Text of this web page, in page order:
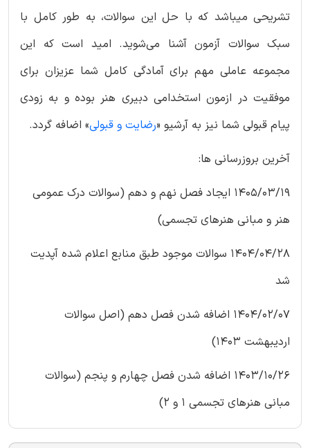
تشریحی میباشد که با حل این سوالات، به طور کامل با
سبک سوالات آزمون آشنا می‌شوید. امید است که این
مجموعه عاملی مهم برای آمادگی کامل شما عزیزان برای
موفقیت در ازمون استخدامی دبیری هنر بوده و به زودی
پیام قبولی شما نیز به آرشیو «رضایت و قبولی» اضافه گردد.
آخرین بروزرسانی ها:
1405/03/19 ایجاد فصل نهم و دهم (سوالات درک عمومی
هنر و مبانی هنرهای تجسمی)
1404/04/28 سوالات موجود طبق منابع اعلام شده آپدیت
شد
1404/02/07 اضافه شدن فصل دهم (اصل سوالات
اردیبهشت 1403)
1403/10/26 اضافه شدن فصل چهارم و پنجم (سوالات
مبانی هنرهای تجسمی 1 و 2)